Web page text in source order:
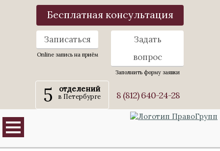
Бесплатная консультация
Записаться
Online запись на приём
Задать
вопрос
Заполнить форму заявки
5 отделений
в Петербурге 8 (812) 640-24-28